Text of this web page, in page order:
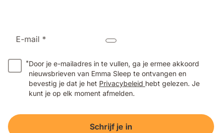
E-mail *
*Door je e-mailadres in te vullen, ga je ermee akkoord
nieuwsbrieven van Emma Sleep te ontvangen en
bevestig je dat je het Privacybeleid hebt gelezen. Je
kunt je op elk moment afmelden.
Schrijf je in